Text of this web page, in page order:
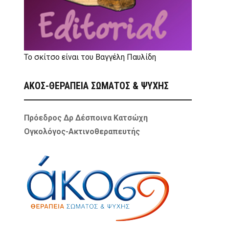
Το σκίτσο είναι του Βαγγέλη Παυλίδη
ΑΚΟΣ-ΘΕΡΑΠΕΙΑ ΣΩΜΑΤΟΣ & ΨΥΧΗΣ
Πρόεδρος Δρ Δέσποινα Κατσώχη
Ογκολόγος-Ακτινοθεραπευτής